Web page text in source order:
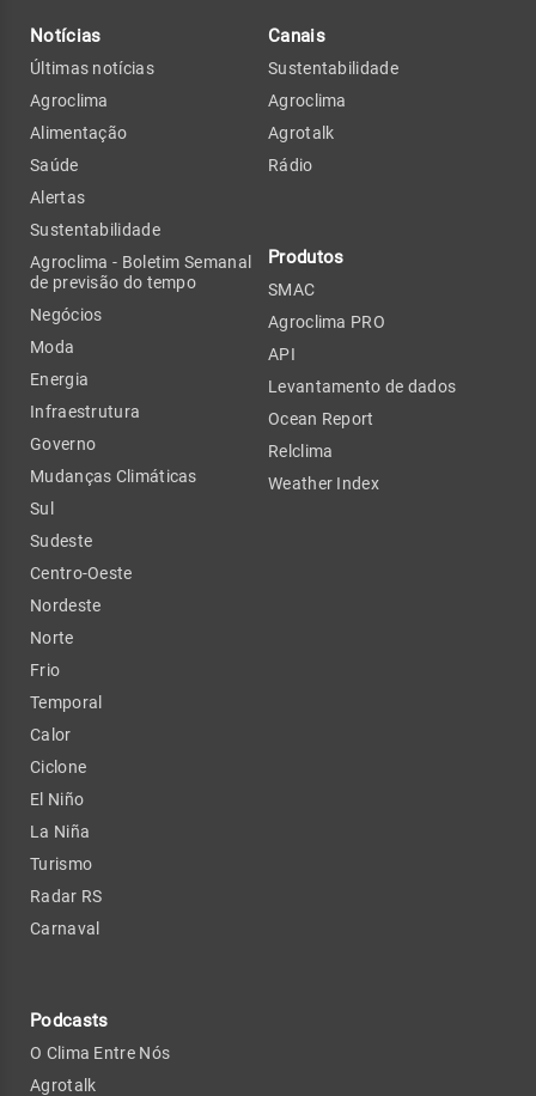
Notícias
Últimas notícias
Agroclima
Alimentação
Saúde
Alertas
Sustentabilidade
Agroclima - Boletim Semanal
de previsão do tempo
Negócios
Moda
Energia
Infraestrutura
Governo
Mudanças Climáticas
Sul
Sudeste
Centro-Oeste
Nordeste
Norte
Frio
Temporal
Calor
Ciclone
El Niño
La Niña
Turismo
Radar RS
Carnaval
Podcasts
O Clima Entre Nós
Agrotalk
Canais
Sustentabilidade
Agroclima
Agrotalk
Rádio
Produtos
SMAC
Agroclima PRO
API
Levantamento de dados
Ocean Report
Relclima
Weather Index